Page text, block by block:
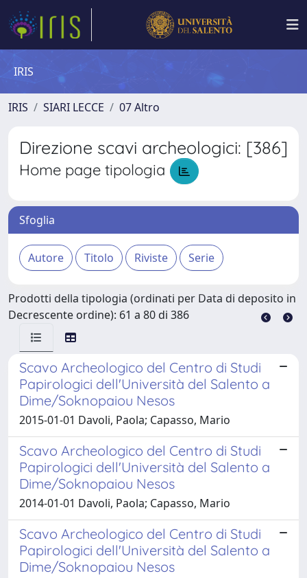
IRIS
IRIS SIARI LECCE 07 Altro
Direzione scavi archeologici: [386]
Home page tipologia
Sfoglia
Prodotti della tipologia (ordinati per Data di deposito in
Decrescente ordine): 61 a 80 di 386
Scavo Archeologico del Centro di Studi
Papirologici dell'Università del Salento a
Dime/Soknopaiou Nesos
2015-01-01 Davoli, Paola; Capasso, Mario
Scavo Archeologico del Centro di Studi
Papirologici dell'Università del Salento a
Dime/Soknopaiou Nesos
2014-01-01 Davoli, Paola; Capasso, Mario
Scavo Archeologico del Centro di Studi
Papirologici dell'Università del Salento a
Dime/Soknopaiou Nesos